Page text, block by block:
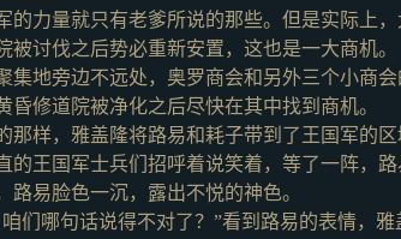
的力量就只有老爹所说的那些。但是实际上
被讨伐之后势必重新安置，这也是一大商机。
集地旁边不远处，奥罗商会和另外三个小商
昏修道院被净化之后尽快在其中找到商机。
那样，雅盖隆将路易和耗子带到了王国军的区
的王国军士兵们招呼着说笑着，等了一阵，
路易脸色一沉，露出不悦的神色。
们哪句话说得不对了？”看到路易的表情